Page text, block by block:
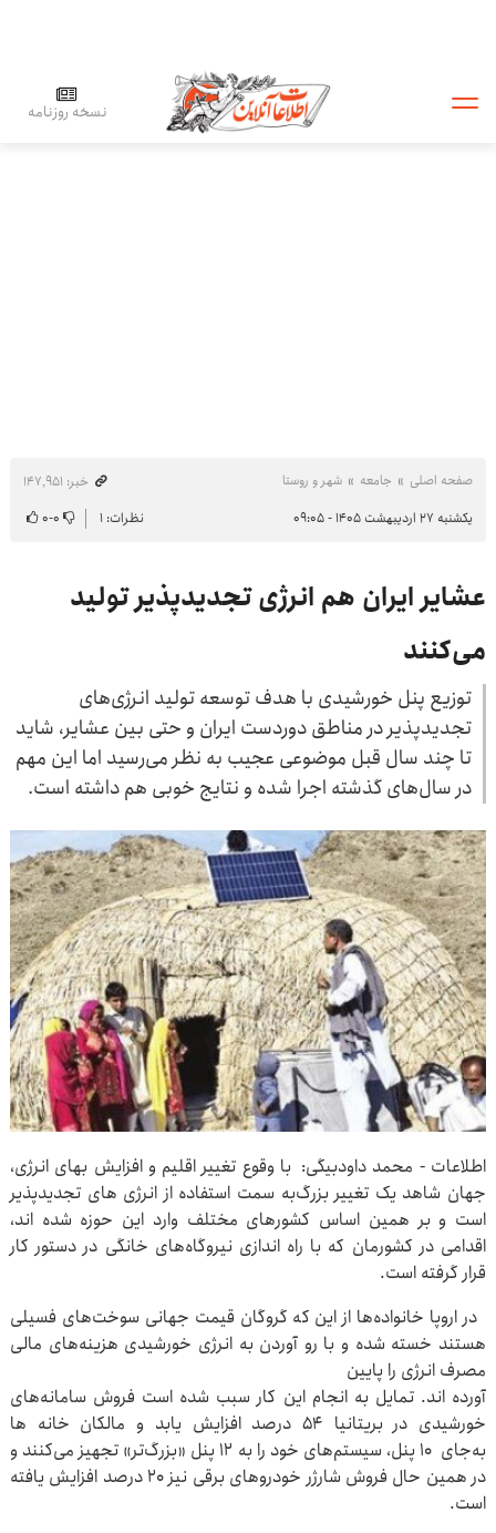
نسخه روزنامه
صفحه اصلی جامعه شهر و روستا
خبر: ۱۴۷٬۹۵۱
یکشنبه ۲۷ اردیبهشت ۱۴۰۵ - ۰۹:۰۵
نظرات: ۱ ۰-۰
عشایر ایران هم انرژی تجدیدپذیر تولید
می‌کنند
توزیع پنل خورشیدی با هدف توسعه تولید انرژی‌های
تجدیدپذیر در مناطق دوردست ایران و حتی بین عشایر، شاید
تا چند سال قبل موضوعی عجیب به نظر می‌رسید اما این مهم
در سال‌های گذشته اجرا شده و نتایج خوبی هم داشته است.
اطلاعات - محمد داودبیگی: با وقوع تغییر اقلیم و افزایش بهای انرژی،
جهان شاهد یک تغییر بزرگ‌به سمت استفاده از انرژی های تجدیدپذیر
است و بر همین اساس کشورهای مختلف وارد این حوزه شده اند،
اقدامی در کشورمان که با راه اندازی نیروگاه‌های خانگی در دستور کار
قرار گرفته است.
در اروپا خانواده‌ها از این که گروگان قیمت‌ جهانی سوخت‌های فسیلی
هستند خسته شده‌ و با رو ‌آوردن به انرژی خورشیدی هزینه‌های مالی
مصرف انرژی را پایین
آورده اند. تمایل به انجام این کار سبب شده است فروش سامانه‌های
خورشیدی در بریتانیا ۵۴ درصد افزایش یابد و مالکان خانه ها
به‌جای ۱۰ پنل، سیستم‌های خود را به ۱۲ پنل «بزرگ‌تر» تجهیز می‌کنند و
در همین حال فروش شارژر خودروهای برقی نیز ۲۰ درصد افزایش یافته
‌است.